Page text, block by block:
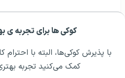
کوکی ها برای تجربه ی
با پذیرش کوکی‌ها، البته با
کمک می‌کنید تجربه